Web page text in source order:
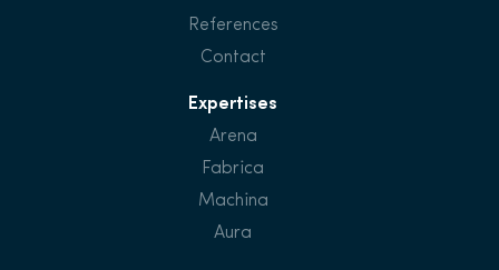
References
Contact
Expertises
Arena
Fabrica
Machina
Aura